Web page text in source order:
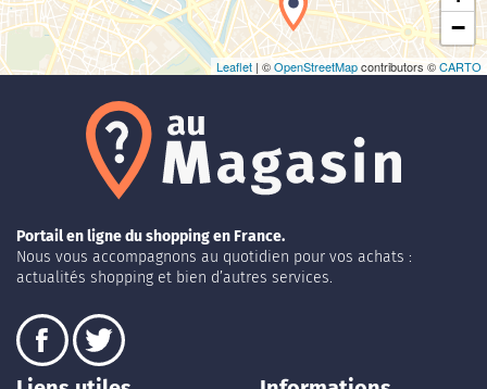
−
Leaflet | ©OpenStreetMapcontributors ©CARTO
Portail en ligne du shopping en France.
Nous vous accompagnons au quotidien pour vos achats :
actualités shopping et bien d’autres services.